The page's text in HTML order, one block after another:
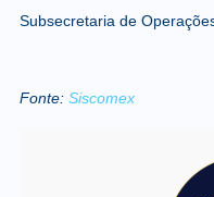
Subsecretaria de
Fonte: Siscomex